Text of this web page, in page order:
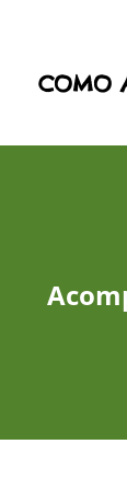
COMO